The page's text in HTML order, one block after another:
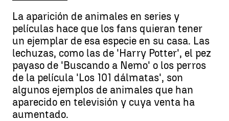
La aparición de animales en series y
películas hace que los fans quieran tener
un ejemplar de esa especie en su casa. Las
lechuzas, como las de 'Harry Potter', el pez
payaso de 'Buscando a Nemo' o los perros
de la película 'Los 101 dálmatas', son
algunos ejemplos de animales que han
aparecido en televisión y cuya venta ha
aumentado.